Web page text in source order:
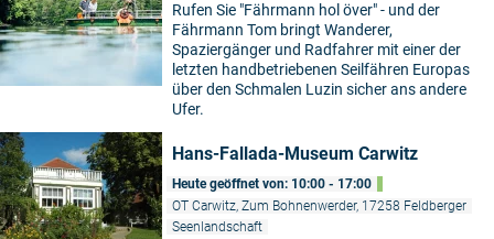
Rufen Sie "Fährmann hol över" - und der
Fährmann Tom bringt Wanderer,
Spaziergänger und Radfahrer mit einer der
letzten handbetriebenen Seilfähren Europas
über den Schmalen Luzin sicher ans andere
Ufer.
Hans-Fallada-Museum Carwitz
Heute geöffnet von: 10:00 - 17:00
OT Carwitz, Zum Bohnenwerder, 17258 Feldberger
Seenlandschaft